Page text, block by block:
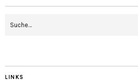
LINKS